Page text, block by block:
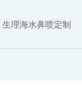
生理海水鼻喷定制